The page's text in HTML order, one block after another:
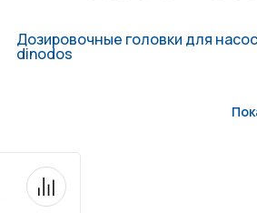
Водопады,
Дозировочные головки для
dinodos